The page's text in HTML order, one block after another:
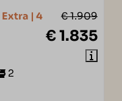
€ 1.909
€ 1.835
| 4
2